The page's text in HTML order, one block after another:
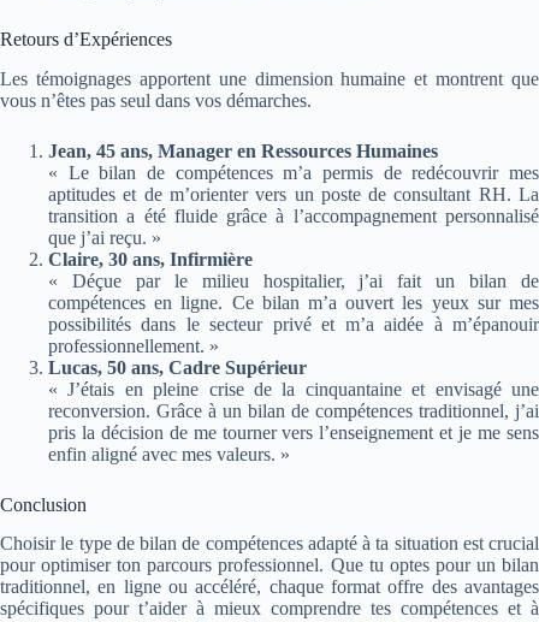
Retours d’Expériences
Les témoignages apportent une dimension humaine et montrent que
vous n’êtes pas seul dans vos démarches.
Jean, 45 ans, Manager en Ressources Humaines
« Le bilan de compétences m’a permis de redécouvrir mes
aptitudes et de m’orienter vers un poste de consultant RH. La
transition a été fluide grâce à l’accompagnement personnalisé
que j’ai reçu. »
Claire, 30 ans, Infirmière
« Déçue par le milieu hospitalier, j’ai fait un bilan de
compétences en ligne. Ce bilan m’a ouvert les yeux sur mes
possibilités dans le secteur privé et m’a aidée à m’épanouir
professionnellement. »
Lucas, 50 ans, Cadre Supérieur
« J’étais en pleine crise de la cinquantaine et envisagé une
reconversion. Grâce à un bilan de compétences traditionnel, j’ai
pris la décision de me tourner vers l’enseignement et je me sens
enfin aligné avec mes valeurs. »
Conclusion
Choisir le type de bilan de compétences adapté à ta situation est crucial
pour optimiser ton parcours professionnel. Que tu optes pour un bilan
traditionnel, en ligne ou accéléré, chaque format offre des avantages
spécifiques pour t’aider à mieux comprendre tes compétences et à